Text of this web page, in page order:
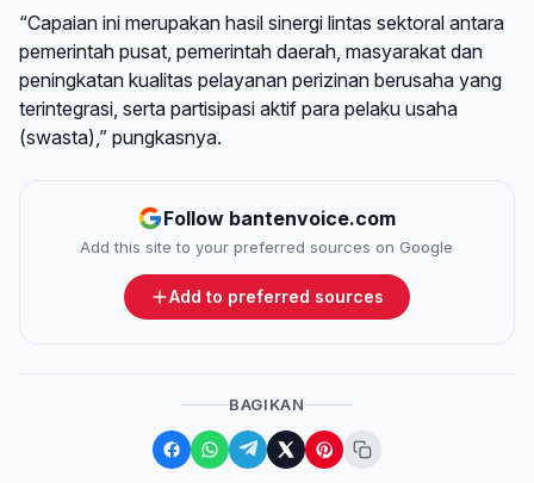
“Capaian ini merupakan hasil sinergi lintas sektoral antara
pemerintah pusat, pemerintah daerah, masyarakat dan
peningkatan kualitas pelayanan perizinan berusaha yang
terintegrasi, serta partisipasi aktif para pelaku usaha
(swasta),” pungkasnya.
Follow bantenvoice.com
Add this site to your preferred sources on Google
Add to preferred sources
BAGIKAN